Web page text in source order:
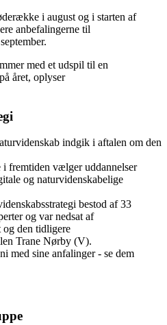
i august og i starten af
anbefalingerne til
med et udspil til en
året, oplyser
indgik i aftalen om den
i fremtiden vælger uddannelser
og naturvidenskabelige
bestod af 33
og var nedsat af
den tidligere
Trane Nørby (V).
med sine anfalinger - se dem